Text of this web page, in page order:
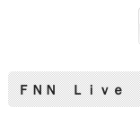
ＦＮＮ Ｌｉｖｅ